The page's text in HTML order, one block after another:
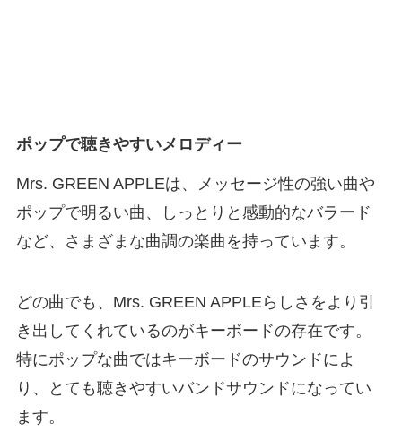
ポップで聴きやすいメロディー
Mrs. GREEN APPLEは、メッセージ性の強い曲や
ポップで明るい曲、しっとりと感動的なバラード
など、さまざまな曲調の楽曲を持っています。
どの曲でも、Mrs. GREEN APPLEらしさをより引
き出してくれているのがキーボードの存在です。
特にポップな曲ではキーボードのサウンドによ
り、とても聴きやすいバンドサウンドになってい
ます。